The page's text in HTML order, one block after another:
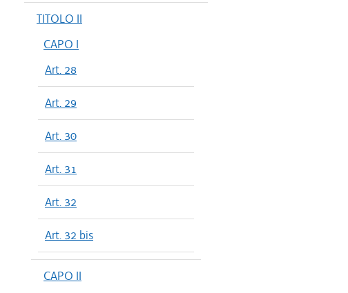
TITOLO II
CAPO I
Art. 28
Art. 29
Art. 30
Art. 31
Art. 32
Art. 32 bis
CAPO II